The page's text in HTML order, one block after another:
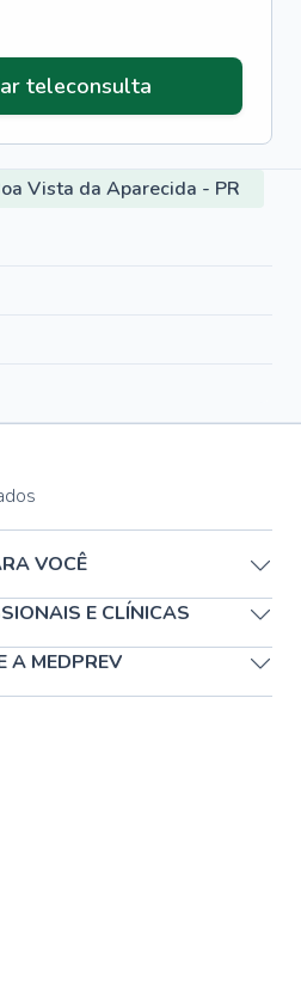
teleconsulta
Vista da Aparecida - PR
VOCÊ
E CLÍNICAS
A MEDPREV